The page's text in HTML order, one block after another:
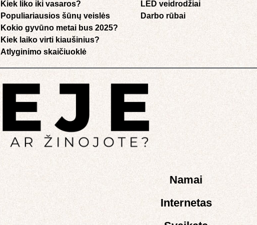
Kiek liko iki vasaros?
Populiariausios šūnų veislės
Kokio gyvūno metai bus 2025?
Kiek laiko virti kiaušinius?
Atlyginimo skaičiuoklė​
LED veidrodžiai
Darbo rūbai
Namai
Internetas